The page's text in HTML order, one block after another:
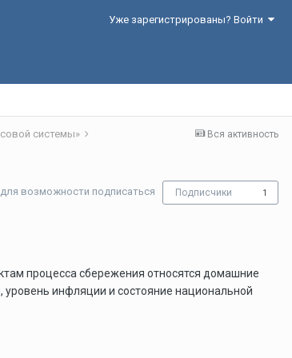
Уже зарегистрированы? Войти
Вся активность
системы»
возможности подписаться Подписчики 1
процесса сбережения относятся домашние
инфляции и состояние национальной